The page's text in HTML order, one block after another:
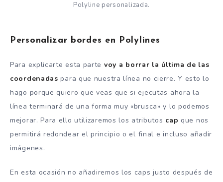
Polyline personalizada.
Personalizar bordes en Polylines
Para explicarte esta parte voy a borrar la última de las
coordenadas para que nuestra línea no cierre. Y esto lo
hago porque quiero que veas que si ejecutas ahora la
línea terminará de una forma muy «brusca» y lo podemos
mejorar. Para ello utilizaremos los atributos cap que nos
permitirá redondear el principio o el final e incluso añadir
imágenes.
En esta ocasión no añadiremos los caps justo después de